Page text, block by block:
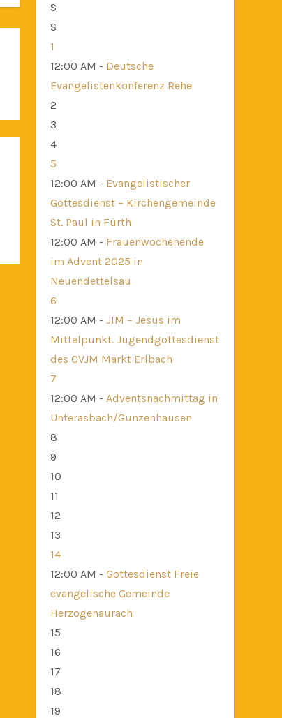
S
S
1
12:00 AM - Deutsche
Evangelistenkonferenz Rehe
2
3
4
5
12:00 AM - Evangelistischer
Gottesdienst – Kirchengemeinde
St. Paul in Fürth
12:00 AM - Frauenwochenende
im Advent 2025 in
Neuendettelsau
6
12:00 AM - JIM – Jesus im
Mittelpunkt. Jugendgottesdienst
des CVJM Markt Erlbach
7
12:00 AM - Adventsnachmittag in
Unterasbach/Gunzenhausen
8
9
10
11
12
13
14
12:00 AM - Gottesdienst Freie
evangelische Gemeinde
Herzogenaurach
15
16
17
18
19